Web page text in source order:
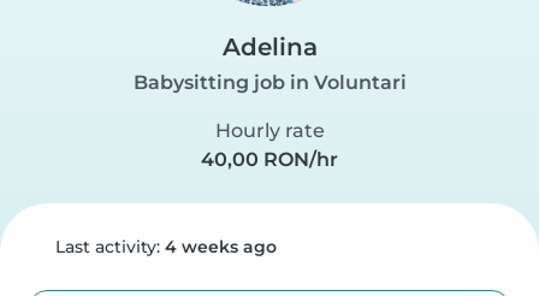
Adelina
Babysitting job in Voluntari
Hourly rate
40,00 RON/hr
Last activity: 4 weeks ago